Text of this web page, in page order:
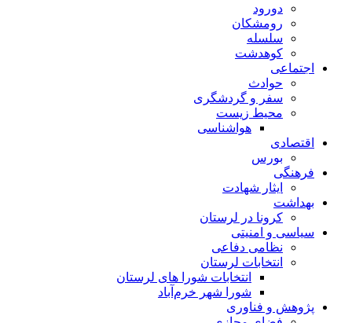
دورود
رومشکان
سلسله
کوهدشت
اجتماعی
حوادث
سفر و گردشگری
محیط زیست
هواشناسی
اقتصادی
بورس
فرهنگی
ایثار شهادت
بهداشت
کرونا در لرستان
سیاسی و امنیتی
نظامی دفاعی
انتخابات لرستان
انتخابات شورا های لرستان
شورا شهر خرم‌آباد
پژوهش و فناوری